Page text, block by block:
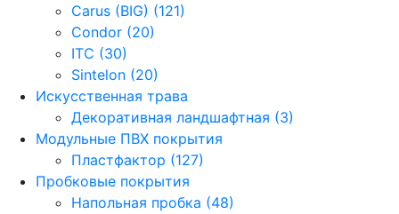
Carus (BIG) (121)
Condor (20)
ITC (30)
Sintelon (20)
Искусственная трава
Декоративная ландшафтная (3)
Модульные ПВХ покрытия
Пластфактор (127)
Пробковые покрытия
Напольная пробка (48)